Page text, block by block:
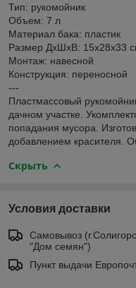
Тип: рукомойник
Объем: 7 л
Материал бака: пластик
Размер ДхШхВ: 15х28х33
Монтаж: навесной
Конструкция: переносной
---
Пластмассовый
дачном участке.
попадания мусора.
добавлением красителя.
Скрыть
Условия доставки
Самовывоз
"Дом семян")
Пункт выдачи